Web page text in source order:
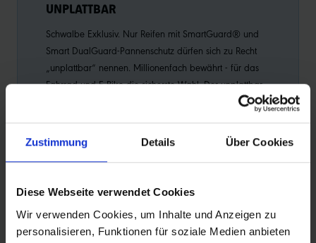
Zustimmung Details Über Cookies
Diese Webseite verwendet Cookies
Wir verwenden Cookies, um Inhalte und Anzeigen zu
personalisieren, Funktionen für soziale Medien anbieten
UNPLATTBAR
Schwalbe Exklusiv. Nur Reifen mit SmartGuard® und
Smart DualGuard-Pannenschutz dürfen sich zu Recht
„unplattbar“ nennen. Millionenfach bewährt - für das
Fahrrad und E-Bike die sicherste Wahl. Der unplattbar-
Pannenschutz schützt sogar gegen Heftzwecken.
PRODUKTINFORMATIONEN